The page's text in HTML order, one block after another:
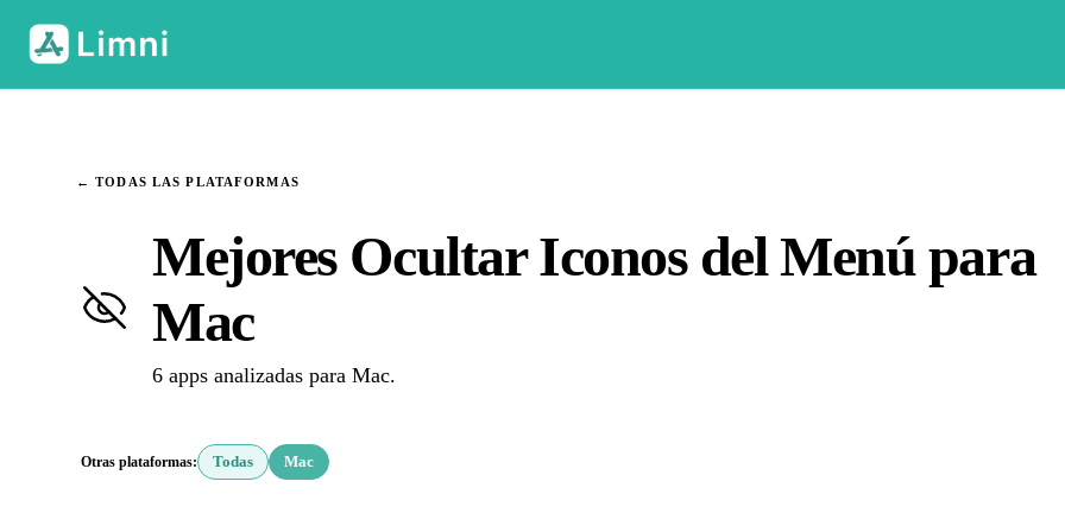
← TODAS LAS PLATAFORMAS
Mejores Ocultar Iconos del Menú para
Mac
6 apps analizadas para Mac.
Otras plataformas: Todas Mac